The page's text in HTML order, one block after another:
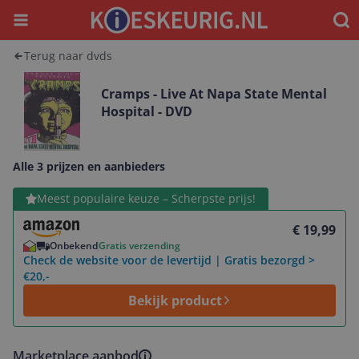
Menu
Terug naar dvds
Cramps - Live At Napa State Mental
Hospital - DVD
Alle 3 prijzen en aanbieders
Meest populaire keuze – Scherpste prijs!
€ 19,99
OnbekendGratis verzending
Check de website voor de levertijd | Gratis bezorgd >
€20,-
Bekijk product
Bekijk product